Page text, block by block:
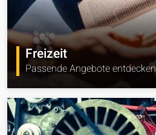
Freizeit
Passende Angebote entdecken